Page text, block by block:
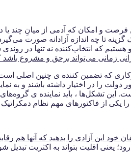
فرصت و امکان که آدمی از میانِ چند یا
تا چه اندازه آزادانه صورت
که انتخاب‌کننده‌ نه تنها در
زمانی می‌تواند برحق و مشروع باشد
که تضمین کننده ی چنین اصلی
دولت را در اختیار داشته باشند و به
تشکل‌ها ، باید نماینده ی گروه‌های
یکی از فاکتور‌های مهم نظام دمکراتیک
خود این آزادى را بدهید که آنها هم
یعنى اقلیت بتواند به اکثریت